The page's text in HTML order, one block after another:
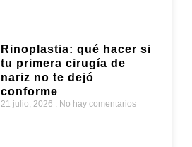
Rinoplastia: qué hacer si
tu primera cirugía de
nariz no te dejó
conforme